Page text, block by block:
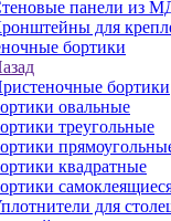
панели из
для
бортики
бортики
овальные
треугольные
квадратные
для